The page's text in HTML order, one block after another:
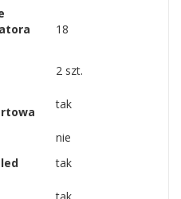
18
2 szt.
tak
nie
tak